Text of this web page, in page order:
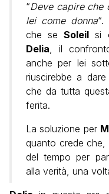
“Deve capire che
lei come donna“.
che seSoleil si
Delia, il
anche per lei
riuscirebbe a
che da tutta
ferita.
La soluzione per
quanto crede che,
del tempo per
alla verità, una